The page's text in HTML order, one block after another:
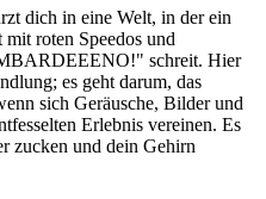
dich in eine Welt, in der ein
roten Speedos und
schreit. Hier
es geht darum, das
sich Geräusche, Bilder und
Erlebnis vereinen. Es
zucken und dein Gehirn